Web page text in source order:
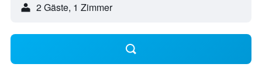
2 Gäste, 1 Zimmer